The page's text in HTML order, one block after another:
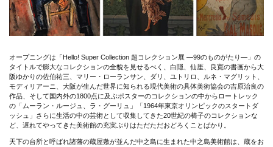
オープニングは「Hello! Super Collection 超コレクション展 ―99のものがたり―」の
タイトルで膨大なコレクションの全貌を見せるべく、白隠、仙厓、良寛の書画から大
阪ゆかりの佐伯祐三、マリー・ローランサン、ダリ、ユトリロ、ルネ・マグリット、
モディリアーニ、大阪が生んだ世界に知られる現代美術の具体美術協会の吉原治良の
作品、そして国内外の1800点に及ぶポスターのコレクションの中からロートレック
の「ムーラン・ルージュ、ラ・グーリュ」「1964年東京オリンピックのスタートダ
ッシュ」さらに生活の中の芸術として収集してきた20世紀の椅子のコレクションな
ど、遅れてやってきた美術館の充実ぶりはただただおどろくことばかり。
天下の台所と呼ばれ諸藩の蔵屋敷が並んだ中之島に生まれた中之島美術館は、蔵をお